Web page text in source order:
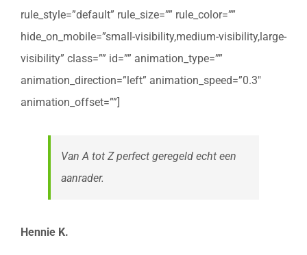
rule_style=”default” rule_size=”” rule_color=””
hide_on_mobile=”small-visibility,medium-visibility,large-
visibility” class=”” id=”” animation_type=””
animation_direction=”left” animation_speed=”0.3″
animation_offset=””]
Van A tot Z perfect geregeld echt een
aanrader.
Hennie K.